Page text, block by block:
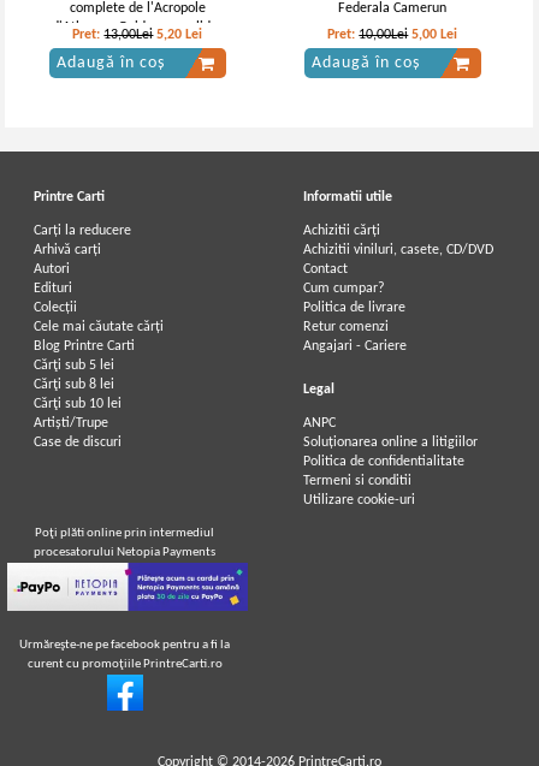
complete de l'Acropole
d'Athenes. Guides cacoulides
Pret:13,00Lei 5,20 Lei
Adaugă în coș
Federala Camerun
Pret:10,00Lei 5,00 Lei
Adaugă în coș
Printre Carti
Carți la reducere
Arhivă carți
Autori
Edituri
Colecții
Cele mai căutate cărți
Blog Printre Carti
Cărţi sub 5 lei
Cărţi sub 8 lei
Cărţi sub 10 lei
Artiști/Trupe
Case de discuri
Informatii utile
Achizitii cărți
Achizitii viniluri, casete, CD/DVD
Contact
Cum cumpar?
Politica de livrare
Retur comenzi
Angajari - Cariere
Legal
ANPC
Soluționarea online a litigiilor
Politica de confidentialitate
Termeni si conditii
Utilizare cookie-uri
Poţi plăti online prin intermediul
procesatorului Netopia Payments
Urmăreşte-ne pe facebook pentru a fi la
curent cu promoţiile PrintreCarti.ro
Copyright © 2014-2026 PrintreCarti.ro